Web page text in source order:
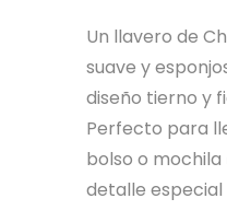
Un llavero de
suave y
diseño tierno y
Perfecto para
bolso o mochila
detalle especial